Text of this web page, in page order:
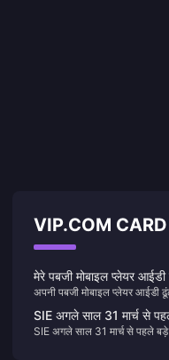
VIP.COM CARD
मेरे पबजी मोबाइल प्लेयर
अपनी पबजी मोबाइल प्लेयर आईडी
लेख का अनुसरण करें
SIE अगले साल 31 मार्च से
SIE अगले साल 31 मार्च से पहले बड़े